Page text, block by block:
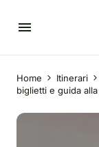
Home Itinerari
biglietti e guida